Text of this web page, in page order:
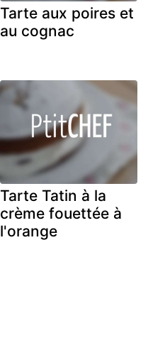
Tarte aux poires et
au cognac
Tarte Tatin à la
crème fouettée à
l'orange